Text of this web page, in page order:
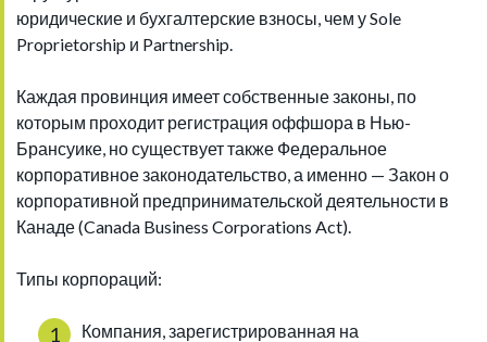
юридические и бухгалтерские взносы, чем у Sole
Proprietorship и Partnership.
Каждая провинция имеет собственные законы, по
которым проходит регистрация оффшора в Нью-
Брансуике, но существует также Федеральное
корпоративное законодательство, а именно — Закон о
корпоративной предпринимательской деятельности в
Канаде (Canada Business Corporations Act).
Типы корпораций:
Компания, зарегистрированная на